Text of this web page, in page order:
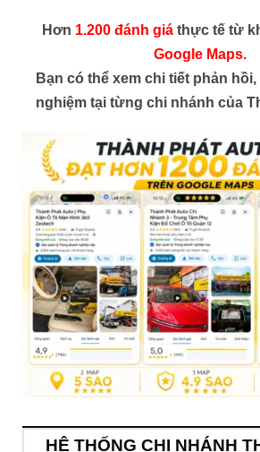
Hơn 1.200 đánh giá thực tế từ
Google Maps.
Bạn có thể xem chi tiết phản
nghiệm tại từng chi nhánh của
HỆ THỐNG CHI NHÁNH